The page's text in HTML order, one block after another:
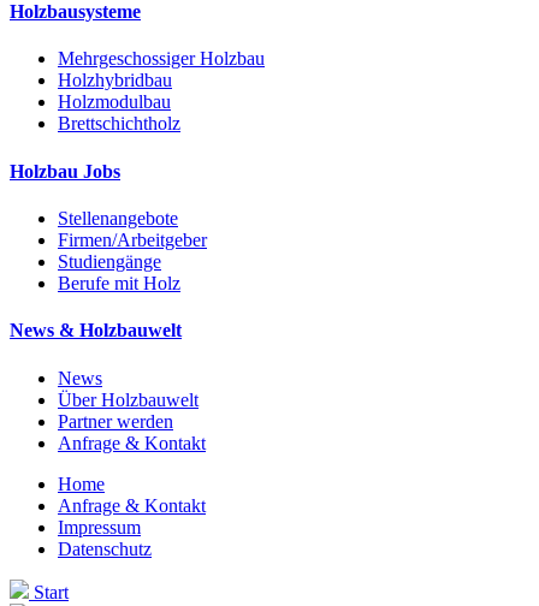
Holzbausysteme
Mehrgeschossiger Holzbau
Holzhybridbau
Holzmodulbau
Brettschichtholz
Holzbau Jobs
Stellenangebote
Firmen/Arbeitgeber
Studiengänge
Berufe mit Holz
News & Holzbauwelt
News
Über Holzbauwelt
Partner werden
Anfrage & Kontakt
Home
Anfrage & Kontakt
Impressum
Datenschutz
Start